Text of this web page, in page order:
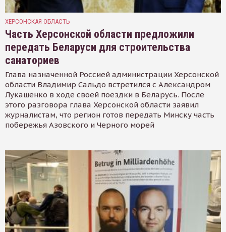
ХЕРСОНСКАЯ ОБЛАСТЬ
Часть Херсонской области предложили
передать Беларуси для строительства
санаториев
Глава назначенной Россией администрации Херсонской
области Владимир Сальдо встретился с Александром
Лукашенко в ходе своей поездки в Беларусь. После
этого разговора глава Херсонской области заявил
журналистам, что регион готов передать Минску часть
побережья Азовского и Черного морей